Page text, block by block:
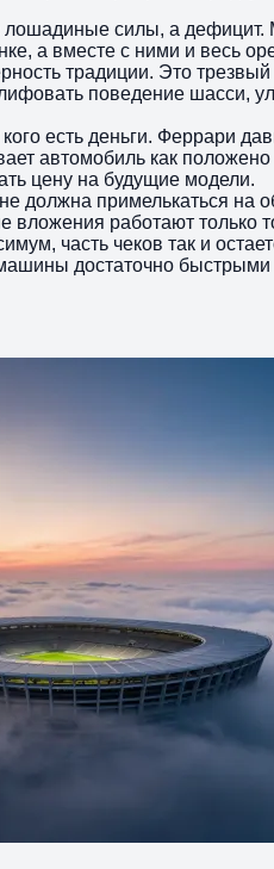
силы, а дефицит.
а вместе с ними и весь
традиции. Это
поведение шасси,
есть деньги. Феррари
автомобиль как
цену на будущие модели.
примелькаться на
работают только
часть чеков так и
достаточно быстрыми